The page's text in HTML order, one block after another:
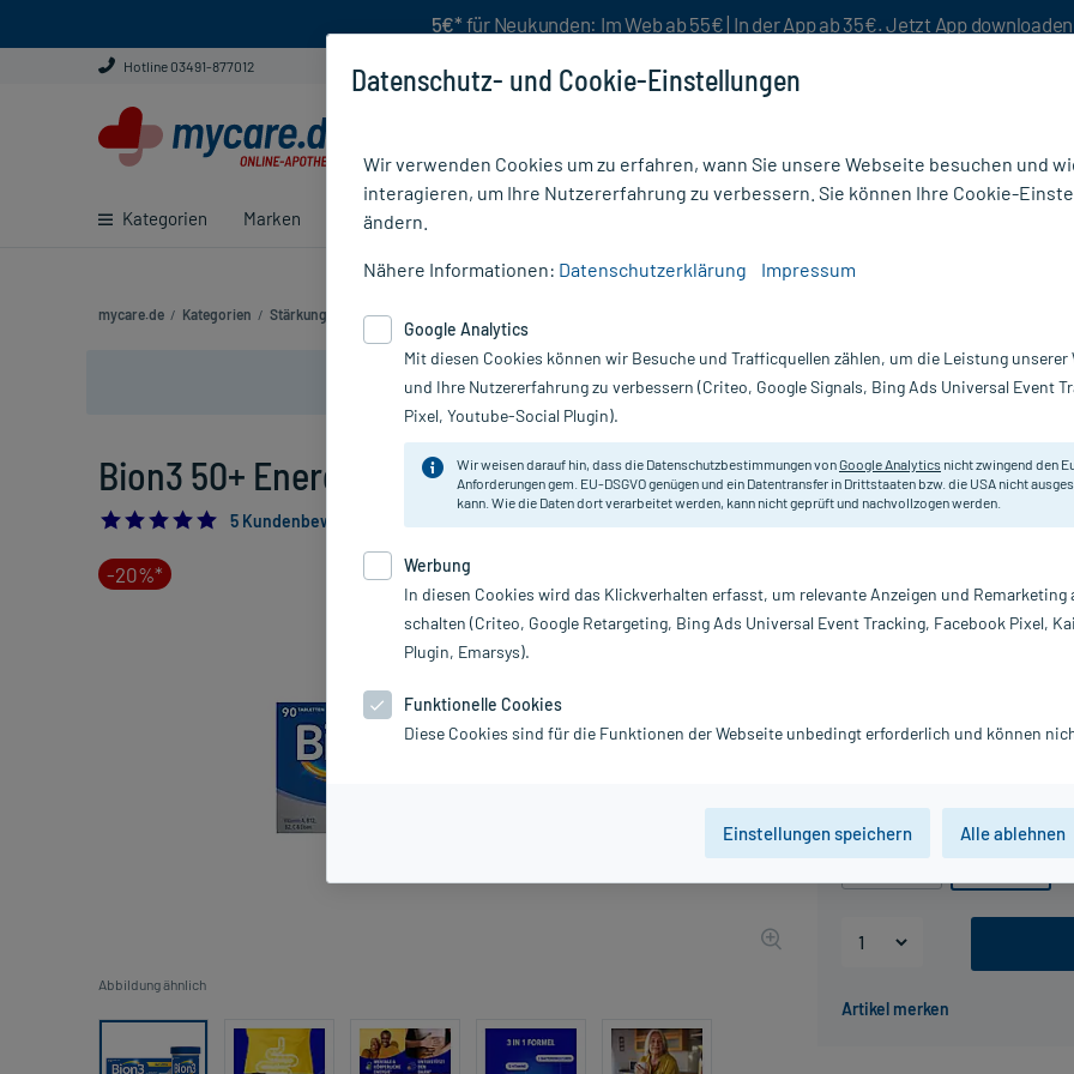
5€* für Neukunden: Im Web ab 55€ | In der App ab 35€. Jetzt App downloaden
Hotline 03491-877012
Kategorien Marken Ratgeber
mycare.de / Kategorien / Stärkung & Konzentration
Nur für kurze Zeit:Gratis-Versand* ab 19€ Mindestbestellwert!
Bion3 50+ Energy Tabletten, 90 St
5.0
5 Kundenbewertungen*
-20%*
Abbildung ähnlich
Packungseinheit
30 St 90 St
Nahrungsergänzungsmittel mit 3
Lutein, Ginseng- und
PZN:
Hersteller:
Datenschutz- und Cookie-Einstellungen
Wir verwenden Cookies um zu erfahren, wann Sie unsere Webseite besuchen und
interagieren, um Ihre Nutzererfahrung zu verbessern. Sie können Ihre Cookie-
ändern.
Nähere Informationen: Datenschutzerklärung Impressum
Google Analytics
Mit diesen Cookies können wir Besuche und Trafficquellen zählen, um die Leistung unserer
und Ihre Nutzererfahrung zu verbessern (Criteo, Google Signals, Bing Ads Universal Event
Pixel, Youtube-Social Plugin).
Wir weisen darauf hin, dass die Datenschutzbestimmungen vonGoogle Analytics nicht zwingend den
Anforderungen gem. EU-DSGVO genügen und ein Datentransfer in Drittstaaten bzw. die USA nicht
kann. Wie die Daten dort verarbeitet werden, kann nicht geprüft und nachvollzogen werden.
Werbung
In diesen Cookies wird das Klickverhalten erfasst, um relevante Anzeigen und Remarketing
schalten (Criteo, Google Retargeting, Bing Ads Universal Event Tracking, Facebook Pixel,
Plugin, Emarsys).
Funktionelle Cookies
Diese Cookies sind für die Funktionen der Webseite unbedingt erforderlich und können
Einstellungen speichern Alle ablehnen